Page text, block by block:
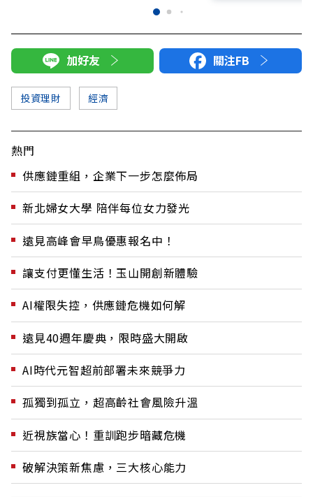
加好友 關注FB
投資理財 經濟
熱門
供應鏈重組，企業下一步怎麼佈局
新北婦女大學 陪伴每位女力發光
遠見高峰會早鳥優惠報名中！
讓支付更懂生活！玉山開創新體驗
AI權限失控，供應鏈危機如何解
遠見40週年慶典，限時盛大開啟
AI時代元智超前部署未來競爭力
孤獨到孤立，超高齡社會風險升溫
近視族當心！重訓跑步暗藏危機
破解決策新焦慮，三大核心能力